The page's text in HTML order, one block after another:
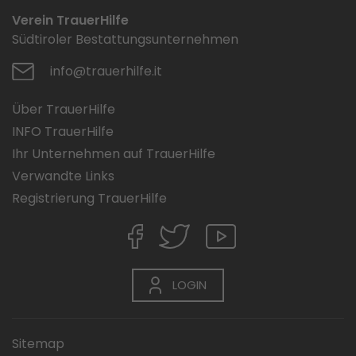
Verein TrauerHilfe
Südtiroler Bestattungsunternehmen
info@trauerhilfe.it
Über TrauerHilfe
INFO TrauerHilfe
Ihr Unternehmen auf TrauerHilfe
Verwandte Links
Registrierung TrauerHilfe
LOGIN
Sitemap